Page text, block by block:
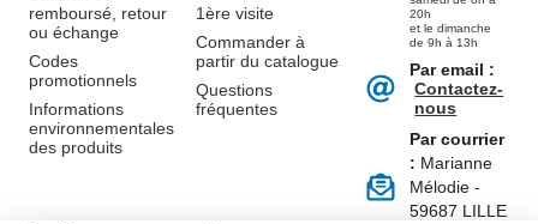
remboursé, retour
ou échange
Codes
promotionnels
Informations
environnementales
des produits
1ère visite
Commander à
partir du catalogue
Questions
fréquentes
20h
et le dimanche
de 9h à 13h
Par email :
Contactez-
nous
Par courrier
: Marianne
Mélodie -
59687 LILLE